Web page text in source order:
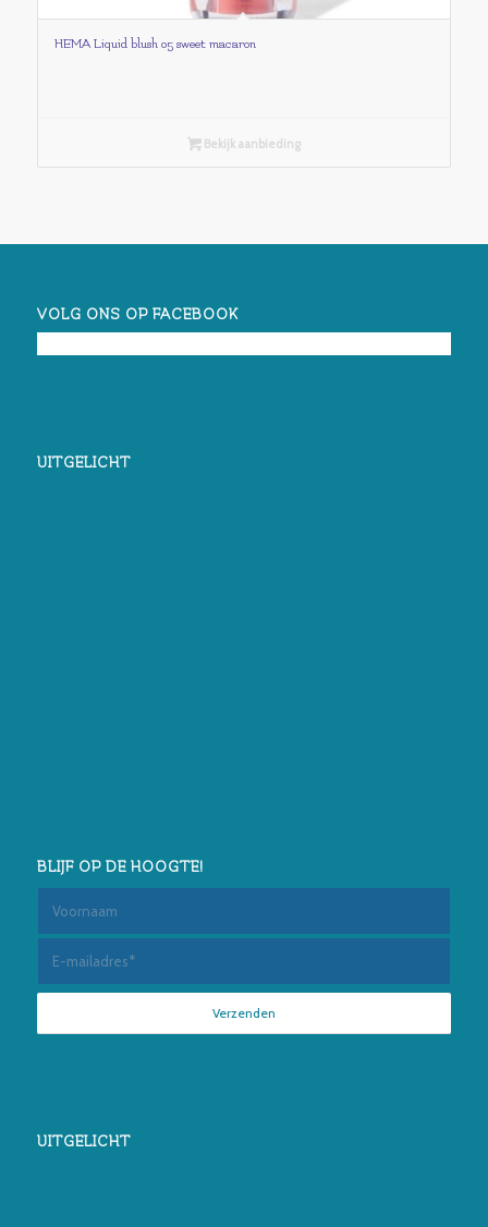
HEMA Liquid blush 05 sweet macaron
Bekijk aanbieding
VOLG ONS OP FACEBOOK
UITGELICHT
BLIJF OP DE HOOGTE!
UITGELICHT